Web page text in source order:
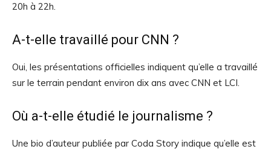
20h à 22h.
A-t-elle travaillé pour CNN ?
Oui, les présentations officielles indiquent qu’elle a travaillé
sur le terrain pendant environ dix ans avec CNN et LCI.
Où a-t-elle étudié le journalisme ?
Une bio d’auteur publiée par Coda Story indique qu’elle est